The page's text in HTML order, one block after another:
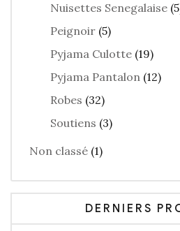
Nuisettes Senegalaise
Peignoir (5)
Pyjama Culotte (19)
Pyjama Pantalon (12)
Robes (32)
Soutiens (3)
Non classé (1)
DERNIERS